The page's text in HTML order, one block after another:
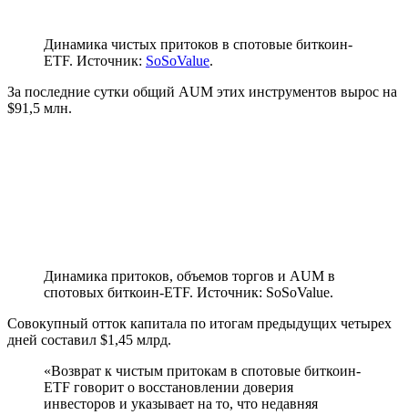
Динамика чистых притоков в спотовые биткоин-
ETF. Источник: SoSoValue.
За последние сутки общий AUM этих инструментов вырос на
$91,5 млн.
Динамика притоков, объемов торгов и AUM в
спотовых биткоин-ETF. Источник: SoSoValue.
Совокупный отток капитала по итогам предыдущих четырех
дней составил $1,45 млрд.
«Возврат к чистым притокам в спотовые биткоин-
ETF говорит о восстановлении доверия
инвесторов и указывает на то, что недавняя